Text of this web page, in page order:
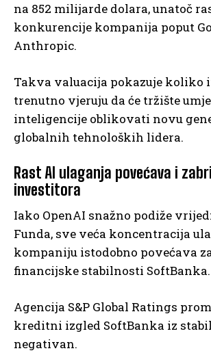
na 852 milijarde dolara, unatoč
konkurencije kompanija poput
Anthropic.
Takva valuacija pokazuje koliko
trenutno vjeruju da će tržište
inteligencije oblikovati novu
globalnih tehnoloških lidera.
Rast AI ulaganja povećava i
investitora
Iako OpenAI snažno podiže
Funda, sve veća koncentracija
kompaniju istodobno povećava
financijske stabilnosti SoftBanka.
Agencija S&P Global Ratings
kreditni izgled SoftBanka iz
negativan.